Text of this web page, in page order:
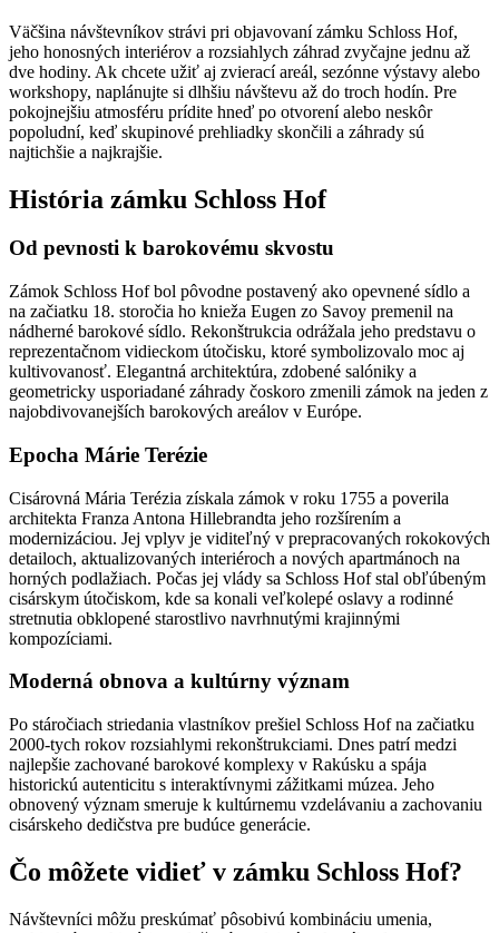
Väčšina návštevníkov strávi pri objavovaní zámku Schloss Hof,
jeho honosných interiérov a rozsiahlych záhrad zvyčajne jednu až
dve hodiny. Ak chcete užiť aj zvierací areál, sezónne výstavy alebo
workshopy, naplánujte si dlhšiu návštevu až do troch hodín. Pre
pokojnejšiu atmosféru prídite hneď po otvorení alebo neskôr
popoludní, keď skupinové prehliadky skončili a záhrady sú
najtichšie a najkrajšie.
História zámku Schloss Hof
Od pevnosti k barokovému skvostu
Zámok Schloss Hof bol pôvodne postavený ako opevnené sídlo a
na začiatku 18. storočia ho knieža Eugen zo Savoy premenil na
nádherné barokové sídlo. Rekonštrukcia odrážala jeho predstavu o
reprezentačnom vidieckom útočisku, ktoré symbolizovalo moc aj
kultivovanosť. Elegantná architektúra, zdobené salóniky a
geometricky usporiadané záhrady čoskoro zmenili zámok na jeden z
najobdivovanejších barokových areálov v Európe.
Epocha Márie Terézie
Cisárovná Mária Terézia získala zámok v roku 1755 a poverila
architekta Franza Antona Hillebrandta jeho rozšírením a
modernizáciou. Jej vplyv je viditeľný v prepracovaných rokokových
detailoch, aktualizovaných interiéroch a nových apartmánoch na
horných podlažiach. Počas jej vlády sa Schloss Hof stal obľúbeným
cisárskym útočiskom, kde sa konali veľkolepé oslavy a rodinné
stretnutia obklopené starostlivo navrhnutými krajinnými
kompozíciami.
Moderná obnova a kultúrny význam
Po stáročiach striedania vlastníkov prešiel Schloss Hof na začiatku
2000-tych rokov rozsiahlymi rekonštrukciami. Dnes patrí medzi
najlepšie zachované barokové komplexy v Rakúsku a spája
historickú autenticitu s interaktívnymi zážitkami múzea. Jeho
obnovený význam smeruje k kultúrnemu vzdelávaniu a zachovaniu
cisárskeho dedičstva pre budúce generácie.
Čo môžete vidieť v zámku Schloss Hof?
Návštevníci môžu preskúmať pôsobivú kombináciu umenia,